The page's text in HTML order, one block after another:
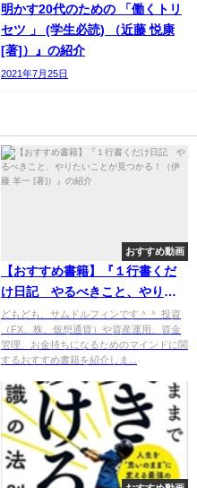
明かす20代のための 「働くトリ
セツ 」 (学生必読) （近藤 悦康
[著]）』の紹介
2021年7月25日
おすすめ動画
【おすすめ書籍】『１行書くだ
け日記 やるべきこと、やりた
いことが見つかる！（伊藤 羊一
[著]）』の紹介
どもども、サムドルフィンです＾＾ 投資
（FX、株、仮想通貨）や資産運用、資金
管理、お金持ちになるためのマインドに関
するおすすめ書籍を紹介しま...